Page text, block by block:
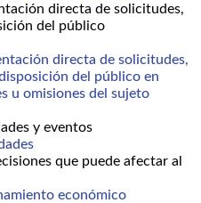
directa de solicitudes,
del público
directa de solicitudes,
del público en
u omisiones del sujeto
y eventos
que puede afectar al
económico